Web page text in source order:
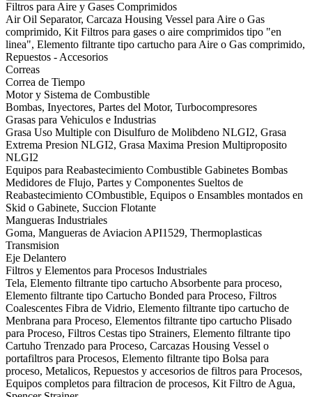
Filtros para Aire y Gases Comprimidos
Air Oil Separator, Carcaza Housing Vessel para Aire o Gas
comprimido, Kit Filtros para gases o aire comprimidos tipo "en
linea", Elemento filtrante tipo cartucho para Aire o Gas comprimido,
Repuestos - Accesorios
Correas
Correa de Tiempo
Motor y Sistema de Combustible
Bombas, Inyectores, Partes del Motor, Turbocompresores
Grasas para Vehiculos e Industrias
Grasa Uso Multiple con Disulfuro de Molibdeno NLGI2, Grasa
Extrema Presion NLGI2, Grasa Maxima Presion Multiproposito
NLGI2
Equipos para Reabastecimiento Combustible Gabinetes Bombas
Medidores de Flujo, Partes y Componentes Sueltos de
Reabastecimiento COmbustible, Equipos o Ensambles montados en
Skid o Gabinete, Succion Flotante
Mangueras Industriales
Goma, Mangueras de Aviacion API1529, Thermoplasticas
Transmision
Eje Delantero
Filtros y Elementos para Procesos Industriales
Tela, Elemento filtrante tipo cartucho Absorbente para proceso,
Elemento filtrante tipo Cartucho Bonded para Proceso, Filtros
Coalescentes Fibra de Vidrio, Elemento filtrante tipo cartucho de
Menbrana para Proceso, Elementos filtrante tipo cartucho Plisado
para Proceso, Filtros Cestas tipo Strainers, Elemento filtrante tipo
Cartuho Trenzado para Proceso, Carcazas Housing Vessel o
portafiltros para Procesos, Elemento filtrante tipo Bolsa para
proceso, Metalicos, Repuestos y accesorios de filtros para Procesos,
Equipos completos para filtracion de procesos, Kit Filtro de Agua,